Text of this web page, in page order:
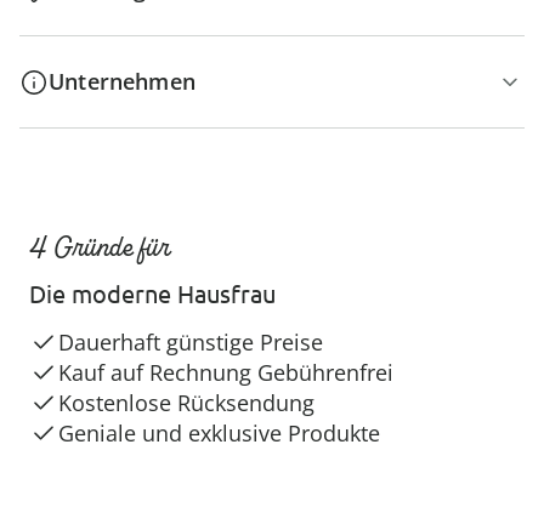
Unternehmen
4 Gründe für
Die moderne Hausfrau
Dauerhaft günstige Preise
Kauf auf Rechnung Gebührenfrei
Kostenlose Rücksendung
Geniale und exklusive Produkte